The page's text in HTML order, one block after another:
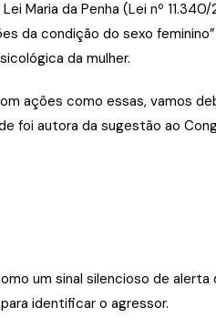
Maria da Penha (Lei nº
da condição do sexo
da mulher.
ações como essas, vamos
foi autora da sugestão ao
um sinal silencioso de alerta
identificar o agressor.